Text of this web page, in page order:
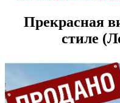
Прекрасная
стиле